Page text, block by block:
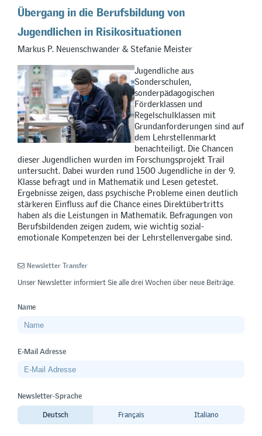
Übergang in die Berufsbildung von
Jugendlichen in Risikosituationen
Markus P. Neuenschwander & Stefanie Meister
Jugendliche aus
Sonderschulen,
sonderpädagogischen
Förderklassen und
Regelschulklassen mit
Grundanforderungen sind auf
dem Lehrstellenmarkt
benachteiligt. Die Chancen
dieser Jugendlichen wurden im Forschungsprojekt Trail
untersucht. Dabei wurden rund 1500 Jugendliche in der 9.
Klasse befragt und in Mathematik und Lesen getestet.
Ergebnisse zeigen, dass psychische Probleme einen deutlich
stärkeren Einfluss auf die Chance eines Direktübertritts
haben als die Leistungen in Mathematik. Befragungen von
Berufsbildenden zeigen zudem, wie wichtig sozial-
emotionale Kompetenzen bei der Lehrstellenvergabe sind.
Newsletter Transfer
Unser Newsletter informiert Sie alle drei Wochen über neue Beiträge.
Name
E-Mail Adresse
Newsletter-Sprache
Deutsch
Français Italiano